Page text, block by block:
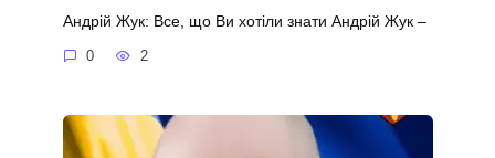
Андрій Жук: Все, що Ви хотіли знати Андрій Жук –
0 2